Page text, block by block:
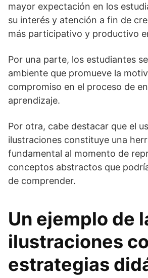
mayor expectación en los
su interés y atención a fin de
más participativo y productivo
Por una parte, los estudiantes
ambiente que promueve la
compromiso en el proceso de
aprendizaje.
Por otra, cabe destacar que el
ilustraciones constituye una
fundamental al momento de
conceptos abstractos que
de comprender.
Un ejemplo de
ilustraciones
estrategias